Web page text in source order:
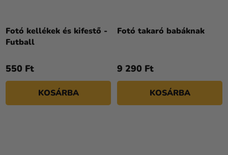
Fotó kellékek és kifestő -
Futball
550 Ft
KOSÁRBA
Fotó takaró babáknak
9 290 Ft
KOSÁRBA